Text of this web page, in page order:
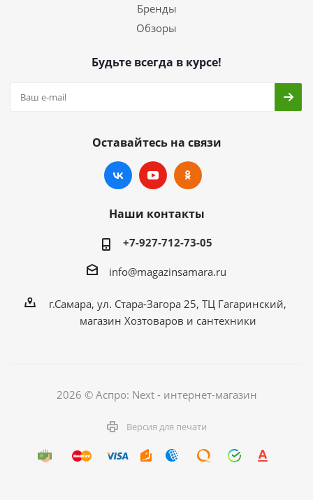
Бренды
Обзоры
Будьте всегда в курсе!
Оставайтесь на связи
Наши контакты
+7-927-712-73-05
info@magazinsamara.ru
г.Самара, ул. Стара-Загора 25, ТЦ Гагаринский,
магазин Хозтоваров и сантехники
2026 © Аспро: Next - интернет-магазин
Версия для печати